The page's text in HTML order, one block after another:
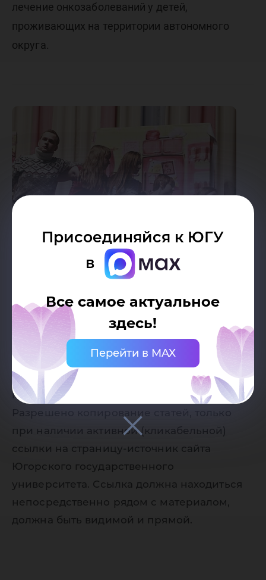
Присоединяйся к ЮГУ
в
Все самое актуальное
здесь!
Перейти в MAX
лечение онкозаболеваний у детей,
проживающих на территории автономного
округа.
Дата публикации: 21.04.2015
Автор:
Пресс-служба Югорского
государственного университета
Разрешено копирование статей, только
при наличии активной (кликабельной)
ссылки на страницу-источник сайта
Югорского государственного
университета. Ссылка должна находиться
непосредственно рядом с материалом,
должна быть видимой и прямой.